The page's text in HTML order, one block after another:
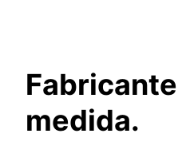
medida.